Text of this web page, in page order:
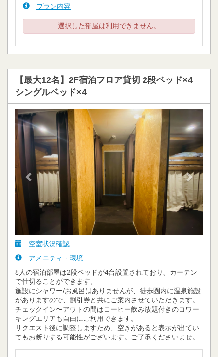
プラン内容
選択した部屋は利用できません。
【最大12名】2F宿泊フロア貸切 2段ベッド×4
シングルベッド×4
Previous
空室状況確認
アメニティ・環境
8人の宿泊部屋は2段ベッドが4台設置されており、カーテン
で仕切ることができます。
施設にシャワー/お風呂はありませんが、徒歩圏内に温泉施設
がありますので、割引券と共にご案内させていただきます。
チェックイン〜アウトの間はコーヒー飲み放題付きのコワー
キングエリアも自由にご利用できます。
リクエスト後に調整しますため、空きがあると表示が出てい
てもお断りする可能性がございます。ご了承くださいませ。